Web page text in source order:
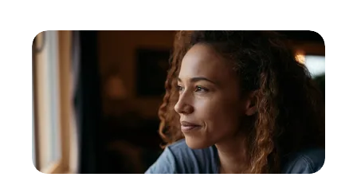
komen eerder geneesmiddelen zoals
Mounjaro en Wegovy in aanmerking. Welke
behandeling voor u geschikt is, wordt door
een arts beoordeeld op basis van uw
gezondheidstoestand, BMI en
medicatiegebruik.